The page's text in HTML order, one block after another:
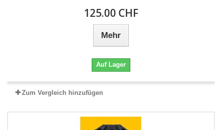
125.00 CHF
Mehr
Auf Lager
Zum Vergleich hinzufügen